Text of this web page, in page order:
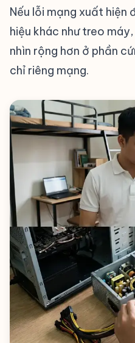
Nếu lỗi mạng xuất hiện
hiệu khác như treo
nhìn rộng hơn ở phần
chỉ riêng mạng.